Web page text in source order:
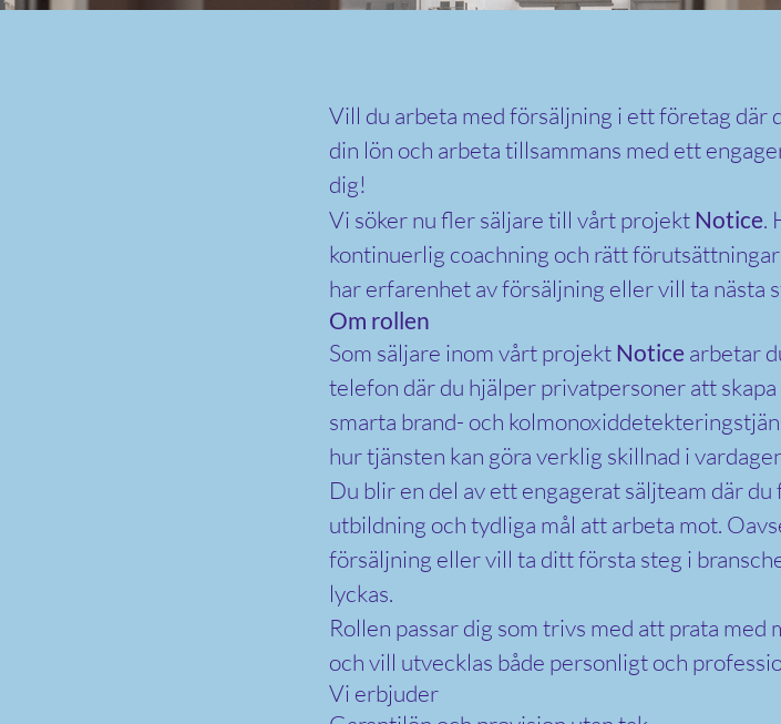
Vill du arbeta med försäljning i ett företag där
din lön och arbeta tillsammans med ett
dig!
Vi söker nu fler säljare till vårt projekt Notice.
kontinuerlig coachning och rätt
har erfarenhet av försäljning eller vill ta nästa
Om rollen
Som säljare inom vårt projekt Notice arbetar
telefon där du hjälper privatpersoner att
smarta brand- och
hur tjänsten kan göra verklig skillnad i
Du blir en del av ett engagerat säljteam där
utbildning och tydliga mål att arbeta mot.
försäljning eller vill ta ditt första steg i
lyckas.
Rollen passar dig som trivs med att prata
och vill utvecklas både personligt och
Vi erbjuder